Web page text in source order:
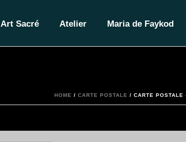
Art Sacré Atelier Maria de Faykod
HOME / CARTE POSTALE / CARTE POSTALE